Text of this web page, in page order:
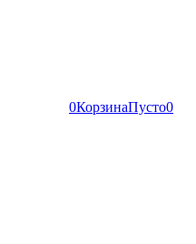
0КорзинаПусто0